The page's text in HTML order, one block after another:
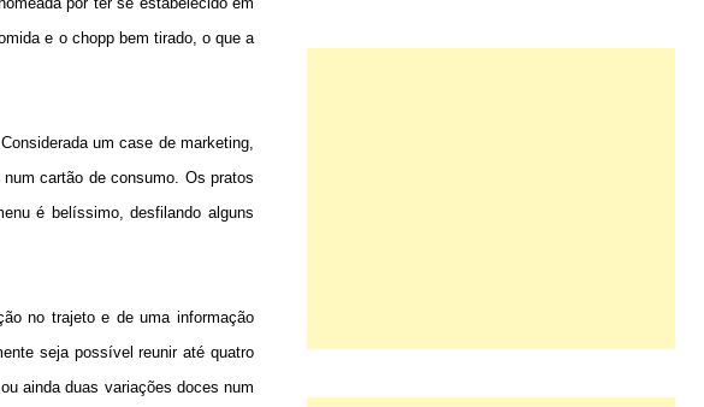
e o chopp bem tirado, o que a
um case de marketing,
cartão de consumo. Os pratos
é belíssimo, desfilando alguns
no trajeto e de uma informação
seja possível reunir até quatro
ainda duas variações doces num